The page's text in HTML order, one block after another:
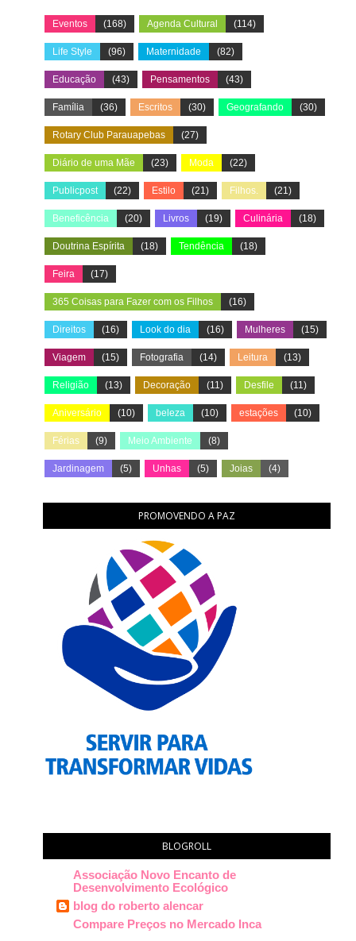
Eventos (168) Agenda Cultural (114)
Life Style (96) Maternidade (82)
Educação (43) Pensamentos (43)
Família (36) Escritos (30) Geografando (30)
Rotary Club Parauapebas (27)
Diário de uma Mãe (23) Moda (22)
Publicpost (22) Estilo (21) Filhos. (21)
Beneficência (20) Livros (19) Culinária (18)
Doutrina Espírita (18) Tendência (18)
Feira (17)
365 Coisas para Fazer com os Filhos (16)
Direitos (16) Look do dia (16) Mulheres (15)
Viagem (15) Fotografia (14) Leitura (13)
Religião (13) Decoração (11) Desfile (11)
Aniversário (10) beleza (10) estações (10)
Férias (9) Meio Ambiente (8)
Jardinagem (5) Unhas (5) Joias (4)
PROMOVENDO A PAZ
BLOGROLL
Associação Novo Encanto de
Desenvolvimento Ecológico
blog do roberto alencar
Compare Preços no Mercado Inca